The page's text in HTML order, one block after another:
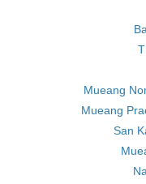
Mueang
Mueang
San